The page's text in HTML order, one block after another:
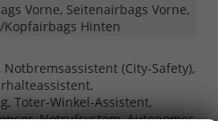
Vorne, Seitenairbags Vorne,
Hinten
(City-Safety),
Toter-Winkel-Assistent,